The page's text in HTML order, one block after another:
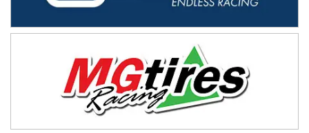
Moto Club Reginense (Tierra)
Juventud Unida (Tierra)
Humboldt (Santa Fe)